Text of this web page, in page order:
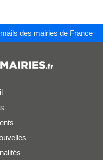
des mairies de France